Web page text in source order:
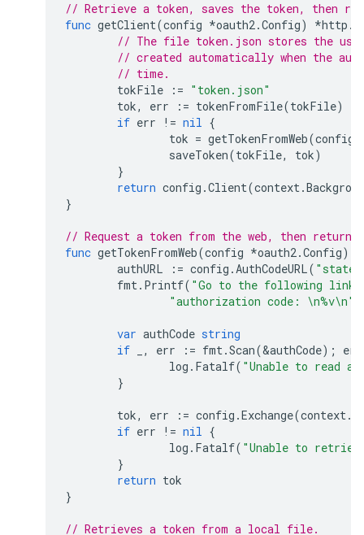
// Retrieve a token, saves the token, then
func getClient(config *oauth2.Config) *http .
// The file token.json stores the
// created automatically when the
// time.
tokFile
:= "token.json"
tok, err := tokenFromFile(tokFile)
if err != nil {
tok = getTokenFromWeb(config
saveToken(tokFile, tok)
}
return config .Client(context.
}
// Request a token from the web, then
func getTokenFromWeb(config *oauth2.Config)
authURL
:= config .AuthCodeURL( "state-
fmt. Printf( "Go to the following link
"authorization code: \n%v\n"
var authCode string
if
, err := fmt.Scan(&authCode);
err
log . Fatalf( "Unable to read
}
tok, err := config .Exchange(context.
if err != nil {
log . Fatalf( "Unable to
}
return tok
}
// Retrieves a token from a local file.